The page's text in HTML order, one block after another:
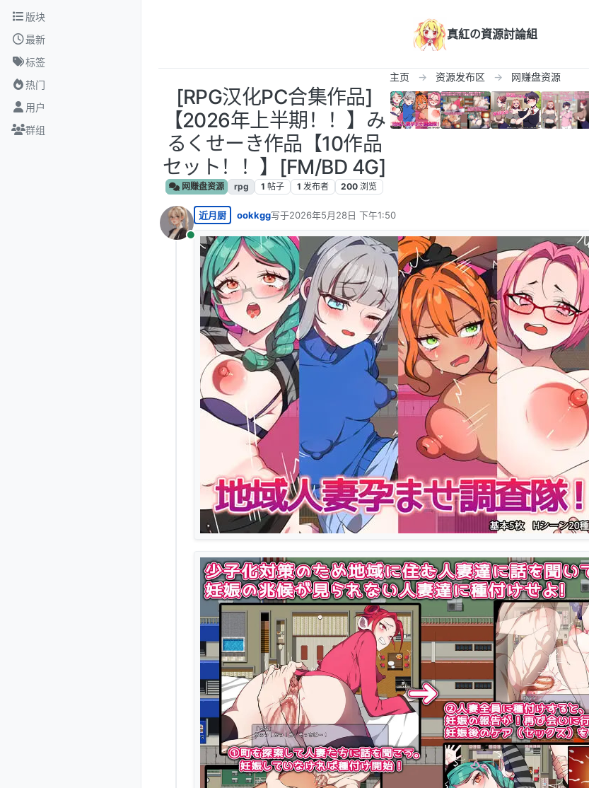
跳转至内容
版块
最新
标签
热门
用户
群组
真紅の資源討論組
主页 资源发布区 网赚盘资源
[RPG汉化PC合集作品]
【2026年上半期！！】み
るくせーき作品【10作品
セット！！】[FM/BD 4G]
网赚盘资源 rpg 1 帖子 1 发布者 200 浏览
在线
近月厨 ookkgg写于2026年5月28日 下午1:50
最后由 编辑